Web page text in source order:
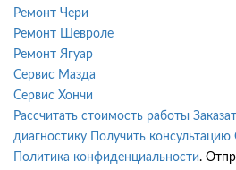
Ремонт Чери
Ремонт Шевроле
Ремонт Ягуар
Сервис Мазда
Сервис Хончи
Рассчитать стоимость работы
диагностику
Получить консультацию
Политика конфиденциальности.